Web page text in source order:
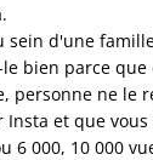
sein d'une
bien parce que
personne ne le
et que
6 000, 10 000